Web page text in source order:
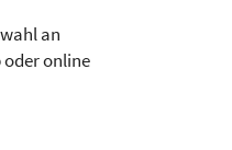
an
oder online